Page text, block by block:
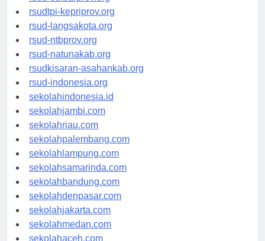
rsud-sulbarprov.org
rsudtpi-kepriprov.org
rsud-langsakota.org
rsud-ntbprov.org
rsud-natunakab.org
rsudkisaran-asahankab.org
rsud-indonesia.org
sekolahindonesia.id
sekolahjambi.com
sekolahriau.com
sekolahpalembang.com
sekolahlampung.com
sekolahsamarinda.com
sekolahbandung.com
sekolahdenpasar.com
sekolahjakarta.com
sekolahmedan.com